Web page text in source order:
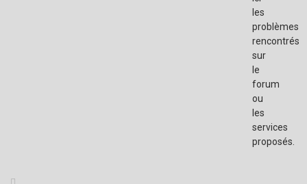
les
problèmes
rencontrés
sur
le
forum
ou
les
services
proposés.